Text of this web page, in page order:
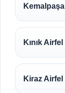
Kınık
Kiraz